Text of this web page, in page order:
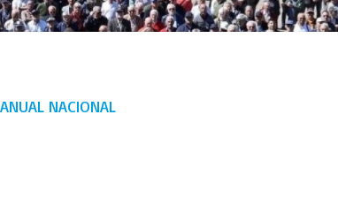
NACIONAL